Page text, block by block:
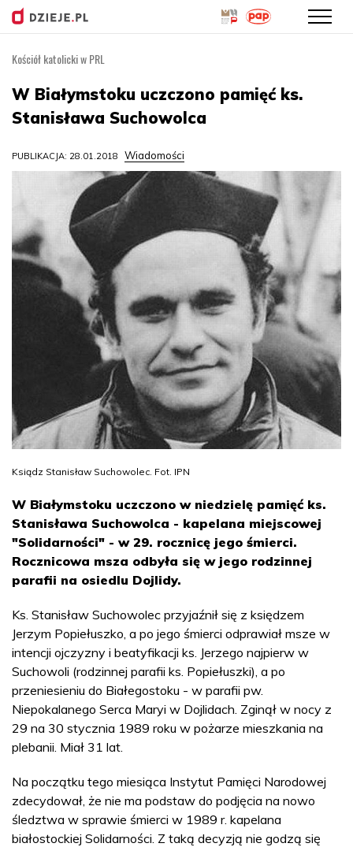
treści
Kościół katolicki w PRL
W Białymstoku uczczono pamięć ks.
Stanisława Suchowolca
PUBLIKACJA: 28.01.2018 Wiadomości
Ksiądz Stanisław Suchowolec. Fot. IPN
W Białymstoku uczczono w niedzielę pamięć ks.
Stanisława Suchowolca - kapelana miejscowej
"Solidarności" - w 29. rocznicę jego śmierci.
Rocznicowa msza odbyła się w jego rodzinnej
parafii na osiedlu Dojlidy.
Ks. Stanisław Suchowolec przyjaźnił się z księdzem
Jerzym Popiełuszko, a po jego śmierci odprawiał msze w
intencji ojczyzny i beatyfikacji ks. Jerzego najpierw w
Suchowoli (rodzinnej parafii ks. Popiełuszki), a po
przeniesieniu do Białegostoku - w parafii pw.
Niepokalanego Serca Maryi w Dojlidach. Zginął w nocy z
29 na 30 stycznia 1989 roku w pożarze mieszkania na
plebanii. Miał 31 lat.
Na początku tego miesiąca Instytut Pamięci Narodowej
zdecydował, że nie ma podstaw do podjęcia na nowo
śledztwa w sprawie śmierci w 1989 r. kapelana
białostockiej Solidarności. Z taką decyzją nie godzą się